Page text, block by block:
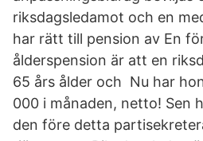
riksdagsledamot och en
har rätt till pension av En
ålderspension är att en
65 års ålder och Nu har
000 i månaden, netto! Sen
den före detta